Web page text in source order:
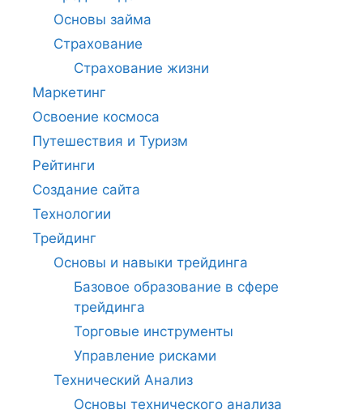
Основы займа
Страхование
Страхование жизни
Маркетинг
Освоение космоса
Путешествия и Туризм
Рейтинги
Создание сайта
Технологии
Трейдинг
Основы и навыки трейдинга
Базовое образование в сфере
трейдинга
Торговые инструменты
Управление рисками
Технический Анализ
Основы технического анализа